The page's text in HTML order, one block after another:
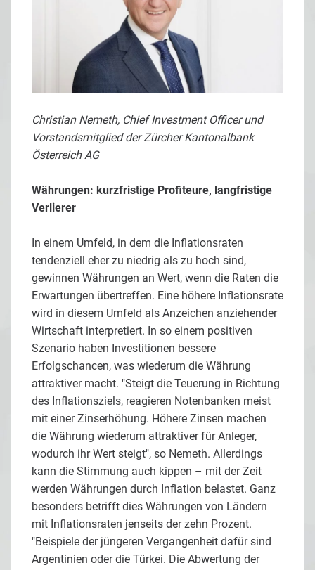
Christian Nemeth, Chief Investment Officer und
Vorstandsmitglied der Zürcher Kantonalbank
Österreich AG
Währungen: kurzfristige Profiteure, langfristige
Verlierer
In einem Umfeld, in dem die Inflationsraten
tendenziell eher zu niedrig als zu hoch sind,
gewinnen Währungen an Wert, wenn die Raten die
Erwartungen übertreffen. Eine höhere Inflationsrate
wird in diesem Umfeld als Anzeichen anziehender
Wirtschaft interpretiert. In so einem positiven
Szenario haben Investitionen bessere
Erfolgschancen, was wiederum die Währung
attraktiver macht. "Steigt die Teuerung in Richtung
des Inflationsziels, reagieren Notenbanken meist
mit einer Zinserhöhung. Höhere Zinsen machen
die Währung wiederum attraktiver für Anleger,
wodurch ihr Wert steigt", so Nemeth. Allerdings
kann die Stimmung auch kippen – mit der Zeit
werden Währungen durch Inflation belastet. Ganz
besonders betrifft dies Währungen von Ländern
mit Inflationsraten jenseits der zehn Prozent.
"Beispiele der jüngeren Vergangenheit dafür sind
Argentinien oder die Türkei. Die Abwertung der